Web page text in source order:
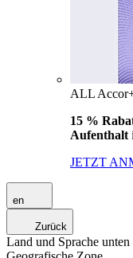
ALL
15 %
Aufenthalt
JETZT
en
Zurück
Land und Sprache unten